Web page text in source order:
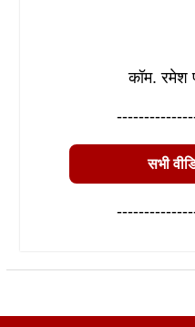
कॉम. रमेश
सभी